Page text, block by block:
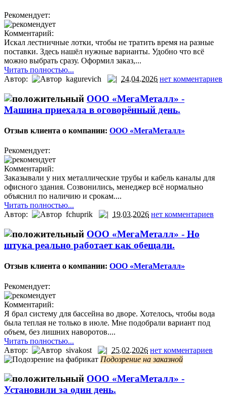
Рекомендует:
Комментарий:
Искал лестничные лотки, чтобы не тратить время на разные
поставки. Здесь нашёл нужные варианты. Удобно что всё
можно выбрать сразу. Оформил заказ,...
Читать полностью...
Автор:
kagurevich 24.04.2026 нет комментариев
ООО «МегаМеталл» -
Машина приехала в оговорённый день.
Отзыв клиента о компании: ООО «МегаМеталл»
Рекомендует:
Комментарий:
Заказывали у них металлические трубы и кабель каналы для
офисного здания. Созвонились, менеджер всё нормально
объяснил по наличию и срокам....
Читать полностью...
Автор:
fchuprik 19.03.2026 нет комментариев
ООО «МегаМеталл» - Но
штука реально работает как обещали.
Отзыв клиента о компании: ООО «МегаМеталл»
Рекомендует:
Комментарий:
Я брал систему для бассейна во дворе. Хотелось, чтобы вода
была теплая не только в июле. Мне подобрали вариант под
объем, без лишних наворотов....
Читать полностью...
Автор:
sivakost 25.02.2026 нет комментариев
Подозрение на заказной
ООО «МегаМеталл» -
Установили за один день.